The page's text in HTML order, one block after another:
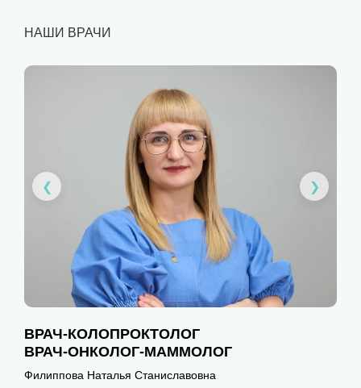
НАШИ ВРАЧИ
ВРАЧ-КОЛОПРОКТОЛОГ
ВРАЧ-ОНКОЛОГ-МАММОЛОГ
Филиппова Наталья Станиславовна